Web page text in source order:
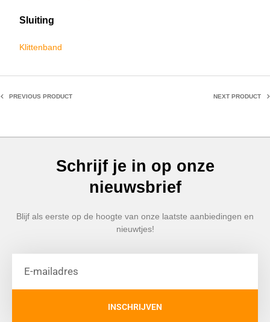
Sluiting
Klittenband
PREVIOUS PRODUCT NEXT PRODUCT
Schrijf je in op onze
nieuwsbrief
Blijf als eerste op de hoogte van onze laatste aanbiedingen en
nieuwtjes!
INSCHRIJVEN